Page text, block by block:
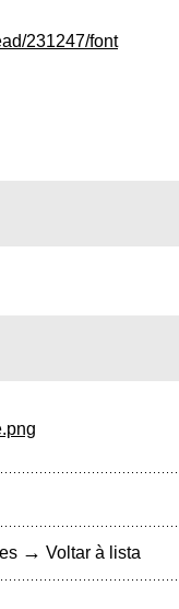
231247/font
→ Voltar à lista